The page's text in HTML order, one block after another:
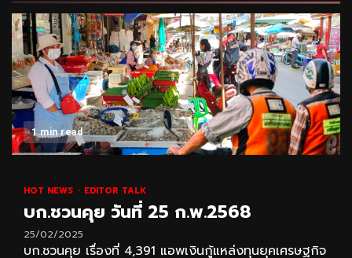
1 min read
HOT NEWS EDITOR TALK
บก.ชวนคุย วันที่ 25 ก.พ.2568
25/02/2025
บก.ชวนคุย เรื่องที่ 4,391 แอพเงินกู้แหล่งทุนยุคเศรษฐกิจ